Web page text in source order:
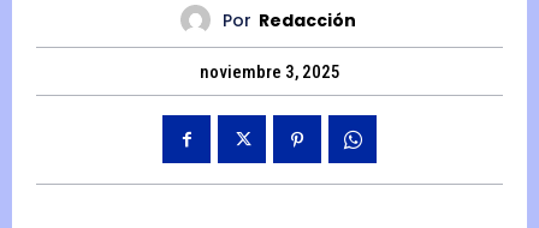
Por Redacción
noviembre 3, 2025